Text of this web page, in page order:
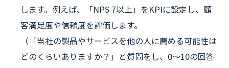
します。例えば、「NPS 7以上」をKPIに設定し、顧
客満足度や信頼度を評価します。
（「当社の製品やサービスを他の人に薦める可能性は
どのくらいありますか？」と質問をし、0～10の回答